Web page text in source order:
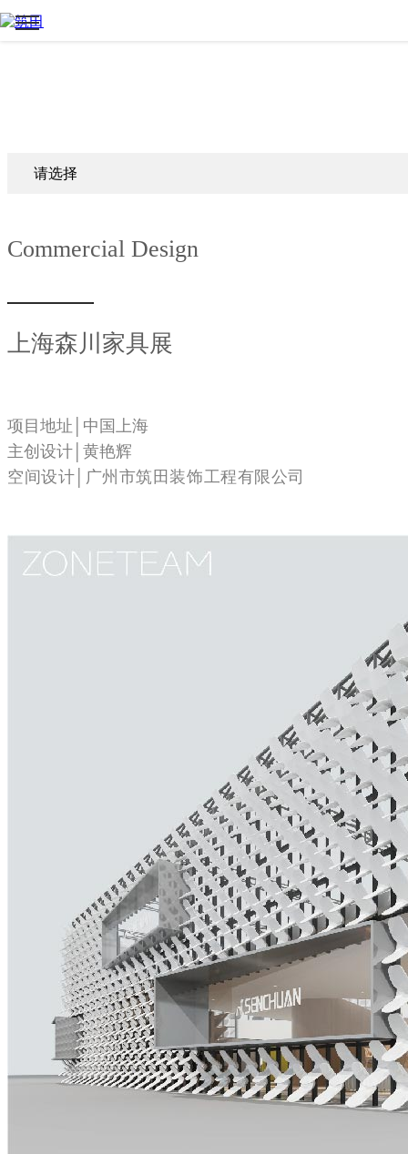
请选择
Commercial Design
上海森川家具展
项目地址│中国上海
主创设计│黄艳辉
空间设计│广州市筑田装饰工程有限公司